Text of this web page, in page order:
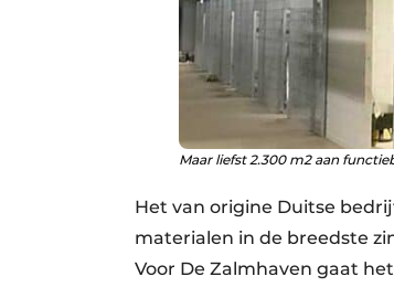
Maar liefst 2.300 m2 aan
Het van origine Duitse
materialen in de breedste
Voor De Zalmhaven gaat